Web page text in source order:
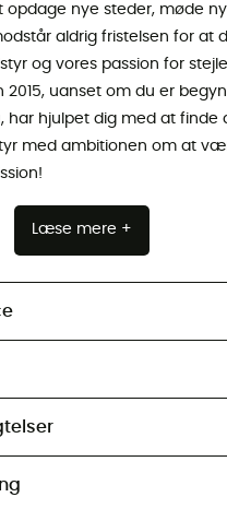
opdage nye steder, møde
aldrig fristelsen for at
og vores passion for
2015, uanset om du er
har hjulpet dig med at finde
med ambitionen om at
Læse mere +